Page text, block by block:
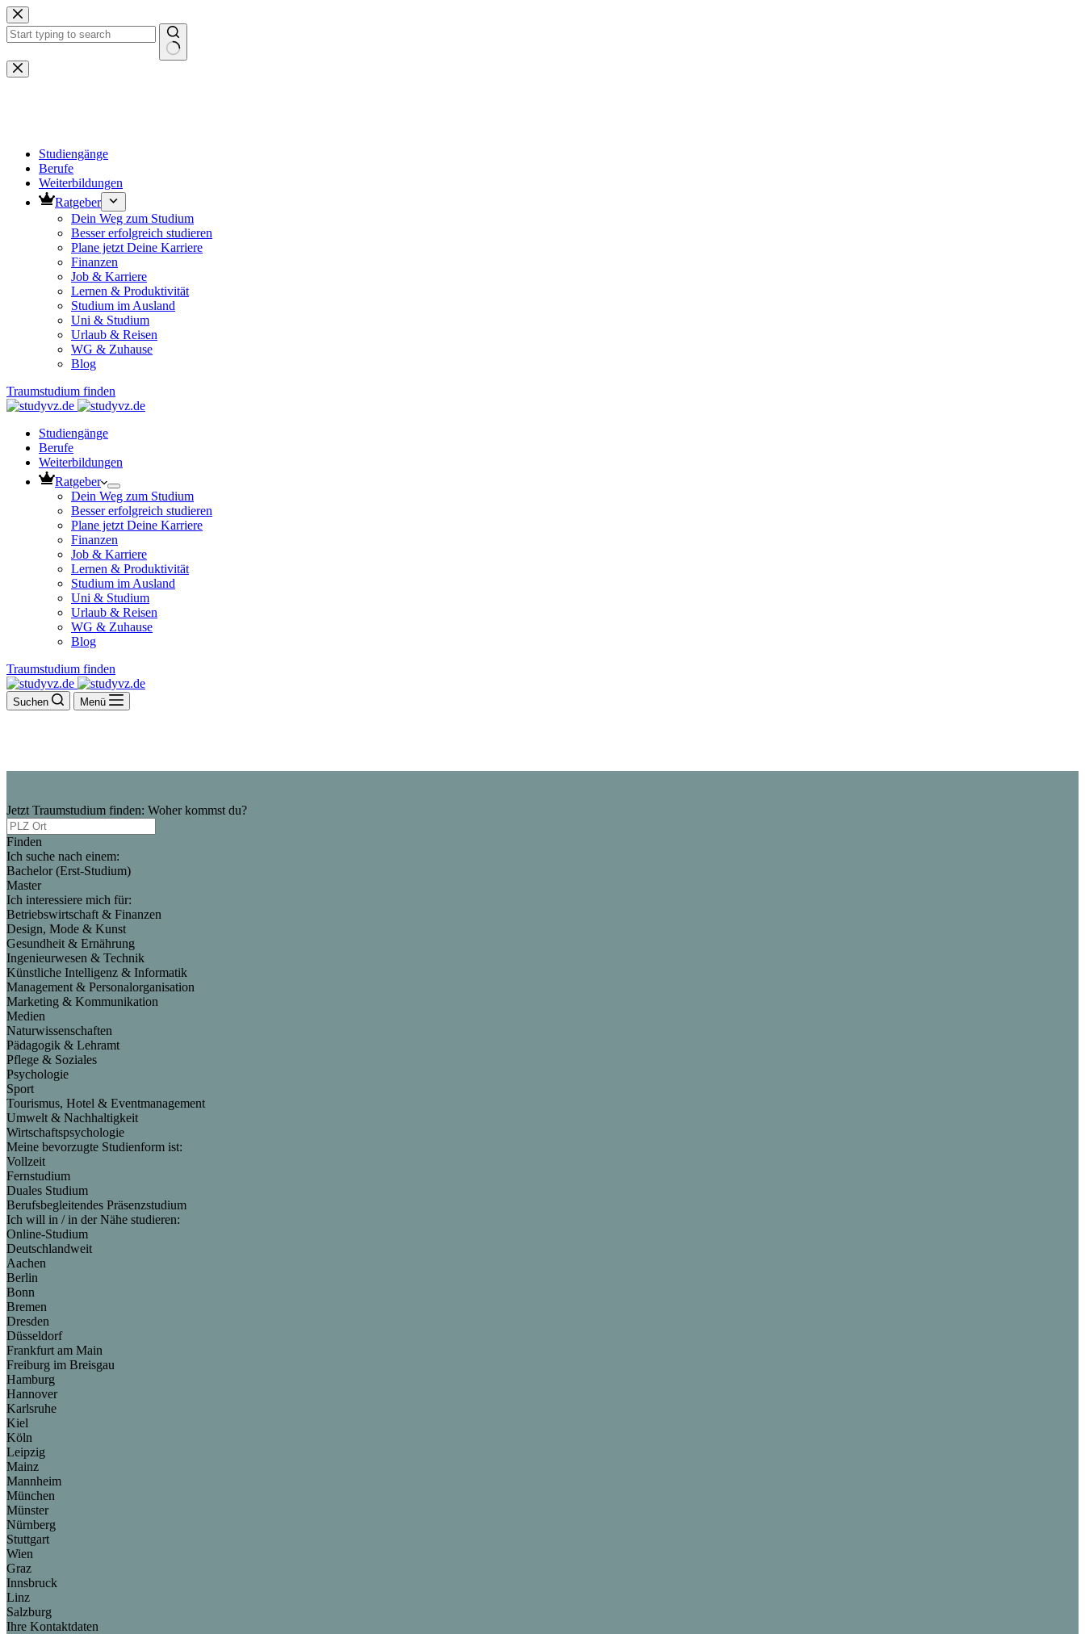
Zum
Inhalt
springen
Keine
Ergebnisse
Studiengänge
Berufe
Weiterbildungen
Ratgeber
Dein Weg zum Studium
Besser erfolgreich studieren
Plane jetzt Deine Karriere
Finanzen
Job & Karriere
Lernen & Produktivität
Studium im Ausland
Uni & Studium
Urlaub & Reisen
WG & Zuhause
Blog
Traumstudium finden
Studiengänge
Berufe
Weiterbildungen
Ratgeber
Dein Weg zum Studium
Besser erfolgreich studieren
Plane jetzt Deine Karriere
Finanzen
Job & Karriere
Lernen & Produktivität
Studium im Ausland
Uni & Studium
Urlaub & Reisen
WG & Zuhause
Blog
Traumstudium finden
Suchen Menü
Jetzt Traumstudium finden: Woher kommst du?
Finden
Ich suche nach einem:
Bachelor (Erst-Studium)
Master
Ich interessiere mich für:
Betriebswirtschaft & Finanzen
Design, Mode & Kunst
Gesundheit & Ernährung
Ingenieurwesen & Technik
Künstliche Intelligenz & Informatik
Management & Personalorganisation
Marketing & Kommunikation
Medien
Naturwissenschaften
Pädagogik & Lehramt
Pflege & Soziales
Psychologie
Sport
Tourismus, Hotel & Eventmanagement
Umwelt & Nachhaltigkeit
Wirtschaftspsychologie
Meine bevorzugte Studienform ist:
Vollzeit
Fernstudium
Duales Studium
Berufsbegleitendes Präsenzstudium
Ich will in / in der Nähe studieren:
Online-Studium
Deutschlandweit
Aachen
Berlin
Bonn
Bremen
Dresden
Düsseldorf
Frankfurt am Main
Freiburg im Breisgau
Hamburg
Hannover
Karlsruhe
Kiel
Köln
Leipzig
Mainz
Mannheim
München
Münster
Nürnberg
Stuttgart
Wien
Graz
Innsbruck
Linz
Salzburg
Ihre Kontaktdaten